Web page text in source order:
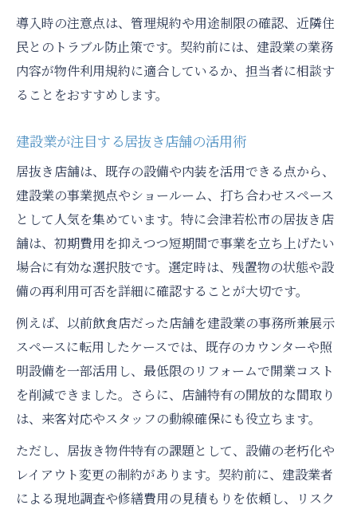
導入時の注意点は、管理規約や用途制限の確認、近隣住
民とのトラブル防止策です。契約前には、建設業の業務
内容が物件利用規約に適合しているか、担当者に相談す
ることをおすすめします。
建設業が注目する居抜き店舗の活用術
居抜き店舗は、既存の設備や内装を活用できる点から、
建設業の事業拠点やショールーム、打ち合わせスペース
として人気を集めています。特に会津若松市の居抜き店
舗は、初期費用を抑えつつ短期間で事業を立ち上げたい
場合に有効な選択肢です。選定時は、残置物の状態や設
備の再利用可否を詳細に確認することが大切です。
例えば、以前飲食店だった店舗を建設業の事務所兼展示
スペースに転用したケースでは、既存のカウンターや照
明設備を一部活用し、最低限のリフォームで開業コスト
を削減できました。さらに、店舗特有の開放的な間取り
は、来客対応やスタッフの動線確保にも役立ちます。
ただし、居抜き物件特有の課題として、設備の老朽化や
レイアウト変更の制約があります。契約前に、建設業者
による現地調査や修繕費用の見積もりを依頼し、リスク